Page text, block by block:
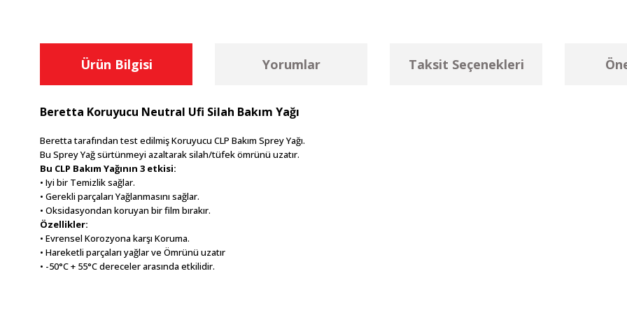
Ürün Bilgisi Yorumlar Taksit Seçenekleri
Beretta Koruyucu Neutral Ufi Silah Bakım Yağı
Beretta tarafından test edilmiş Koruyucu CLP Bakım Sprey Yağı.
Bu Sprey Yağ sürtünmeyi azaltarak silah/tüfek ömrünü uzatır.
Bu CLP Bakım Yağının 3 etkisi:
• Iyi bir Temizlik sağlar.
• Gerekli parçaları Yağlanmasını sağlar.
• Oksidasyondan koruyan bir film bırakır.
Özellikler:
• Evrensel Korozyona karşı Koruma.
• Hareketli parçaları yağlar ve Ömrünü uzatır
• -50°C + 55°C dereceler arasında etkilidir.